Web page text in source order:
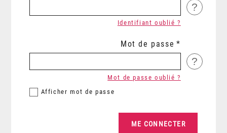
?
Identifiant oublié ?
Mot de passe
?
Afficher mot de passe
Mot de passe oublié ?